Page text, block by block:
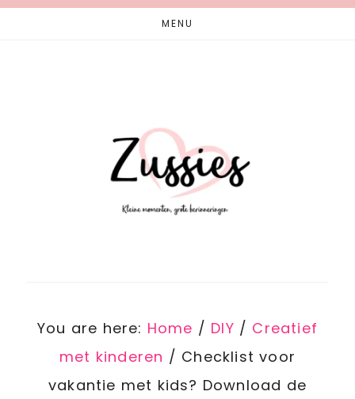
Skip
Skip
MENU
You are here: Home / DIY / Creatief
met kinderen / Checklist voor
vakantie met kids? Download de